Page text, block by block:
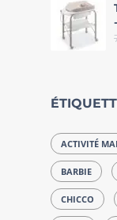
ACTIVITÉ
BARBIE
CHICCO